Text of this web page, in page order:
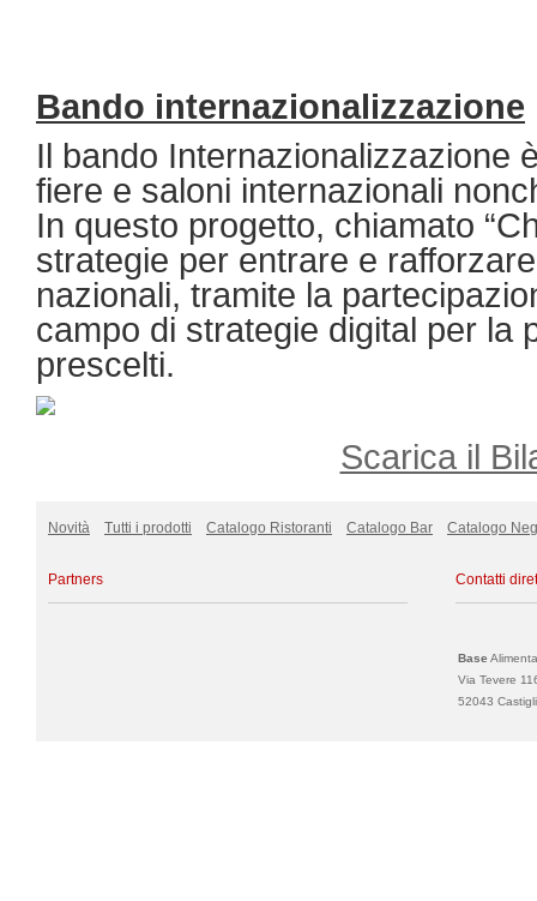
Bando internazionalizzazione
Il bando Internazionalizzazione
fiere e saloni internazionali
In questo progetto, chiamato
strategie per entrare e
nazionali, tramite la
campo di strategie digital per la
prescelti.
Scarica il
Novità Tutti i prodotti Catalogo Ristoranti Catalogo Bar Catalogo
Partners Contatti
Base
Via Tevere
52043